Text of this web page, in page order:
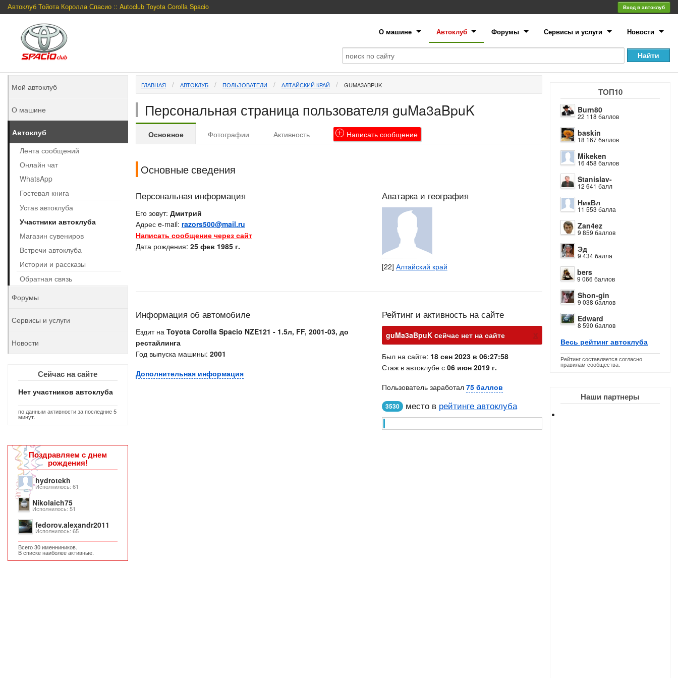
Автоклуб Тойота Королла Спасио :: Autoclub Toyota Corolla Spacio Вход в автоклуб
О машине Автоклуб Форумы Сервисы и услуги Новости
ТОП10
Burn80
22 118 баллов
baskin
18 167 баллов
Mikeken
16 458 баллов
Stanislav-
12 641 балл
НикВл
11 553 балла
Zan4ez
9 859 баллов
Эд
9 434 балла
bers
9 066 баллов
Shon-gin
9 038 баллов
Edward
8 590 баллов
Весь рейтинг автоклуба
Рейтинг составляется согласно
правилам сообщества.
Наши партнеры
ГЛАВНАЯ АВТОКЛУБ ПОЛЬЗОВАТЕЛИ АЛТАЙСКИЙ КРАЙ GUMA3ABPUK
Персональная страница пользователя guMa3aBpuK
Основное Фотографии Активность Написатьсообщение
Основные сведения
Персональная информация
Его зовут: Дмитрий
Адрес e-mail: razors500@mail.ru
Написать сообщение через сайт
Дата рождения: 25 фев 1985 г.
Аватарка и география
[22] Алтайский край
Информация об автомобиле
Ездит на Toyota Corolla Spacio NZE121 - 1.5л, FF, 2001-03, до
рестайлинга
Год выпуска машины: 2001
Дополнительная информация
Рейтинг и активность на сайте
guMa3aBpuK cейчас нет на сайте х
Был на сайте: 18 сен 2023 в 06:27:58
Стаж в автоклубе с 06 июн 2019 г.
Пользователь заработал 75 баллов
3530 место в рейтинге автоклуба
Мой автоклуб
О машине
Автоклуб
Лента сообщений
Онлайн чат
WhatsApp
Гостевая книга
Устав автоклуба
Участники автоклуба
Магазин сувениров
Встречи автоклуба
Истории и рассказы
Обратная связь
Форумы
Сервисы и услуги
Новости
Сейчас на сайте
Нет участников автоклуба
по данным активности за последние 5
минут.
Поздравляем с днем
рождения!
hydrotekh
Исполнилось: 61
Nikolaich75
Исполнилось: 51
fedorov.alexandr2011
Исполнилось: 65
Всего 30 именниников.
В списке наиболее активные.